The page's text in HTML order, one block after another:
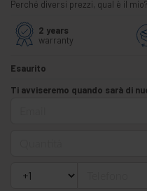
Perché diversi prezzi, qual è il mio?
2 years
warranty
Esaurito
Ti avviseremo quando sarà di